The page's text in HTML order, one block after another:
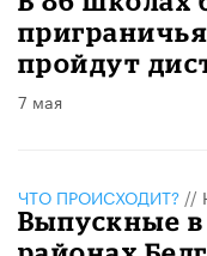
пройдут
7 мая
ЧТО ПРОИСХОДИТ? //
Выпускные